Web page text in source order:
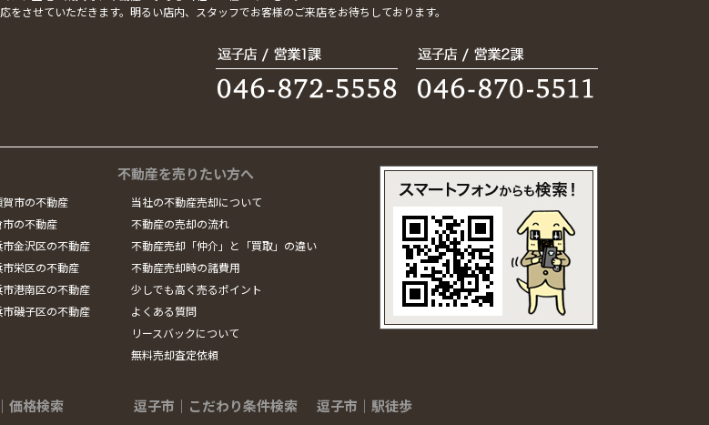
させていただきます。明るい店内、スタッフでお客様のご来店をお待ちしております。
賀市の不動産
市の不動産
市金沢区の不動産
市栄区の不動産
市港南区の不動産
市磯子区の不動産
不動産を売りたい方へ
当社の不動産売却について
不動産の売却の流れ
不動産売却「仲介」と「買取」の違い
不動産売却時の諸費用
少しでも高く売るポイント
よくある質問
リースバックについて
無料売却査定依頼
価格検索 逗子市｜こだわり条件検索 逗子市｜駅徒歩